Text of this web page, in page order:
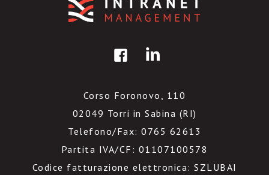
Corso Foronovo, 110
02049 Torri in Sabina (RI)
Telefono/Fax: 0765 62613
Partita IVA/CF: 01107100578
Codice fatturazione elettronica: SZLUBAI